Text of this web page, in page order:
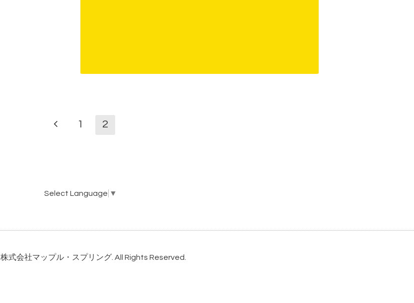
1 2
Select Language ▼
株式会社マップル・スプリング. All Rights Reserved.